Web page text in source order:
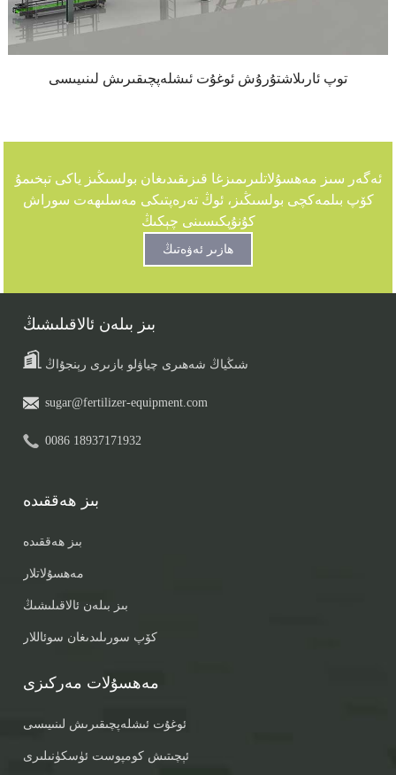
توپ ئارىلاشتۇرۇش ئوغۇت ئىشلەپچىقىرىش لىنىيىسى
ئەگەر سىز مەھسۇلاتلىرىمىزغا قىزىقىدىغان بولسىڭىز ياكى تېخىمۇ
كۆپ بىلمەكچى بولسىڭىز، ئوڭ تەرەپتىكى مەسلىھەت سوراش
كۇنۇپكىسىنى چېكىڭ
ھازىر ئەۋەتىڭ
بىز بىلەن ئالاقىلىشىڭ
شىڭياڭ شەھىرى چياۋلو بازىرى رېنجۇاڭ
sugar@fertilizer-equipment.com
0086 18937171932
بىز ھەققىدە
بىز ھەققىدە
مەھسۇلاتلار
بىز بىلەن ئالاقىلىشىڭ
كۆپ سورىلىدىغان سوئاللار
مەھسۇلات مەركىزى
ئوغۇت ئىشلەپچىقىرىش لىنىيىسى
ئېچىتىش كومپوست ئۈسكۈنىلىرى